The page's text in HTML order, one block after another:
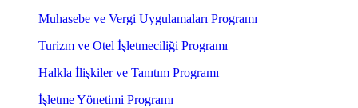
Muhasebe ve Vergi Uygulamaları Programı
Turizm ve Otel İşletmeciliği Programı
Halkla İlişkiler ve Tanıtım Programı
İşletme Yönetimi Programı